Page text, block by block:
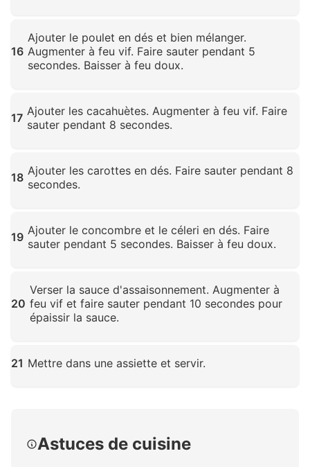
16
Ajouter le poulet en dés et bien mélanger.
Augmenter à feu vif. Faire sauter pendant 5
secondes. Baisser à feu doux.
17 Ajouter les cacahuètes. Augmenter à feu vif. Faire
sauter pendant 8 secondes.
18 Ajouter les carottes en dés. Faire sauter pendant 8
secondes.
19 Ajouter le concombre et le céleri en dés. Faire
sauter pendant 5 secondes. Baisser à feu doux.
20
Verser la sauce d'assaisonnement. Augmenter à
feu vif et faire sauter pendant 10 secondes pour
épaissir la sauce.
21 Mettre dans une assiette et servir.
Astuces de cuisine